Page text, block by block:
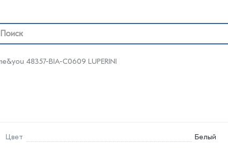
48357-BIA-C0609 LUPERINI
Цвет Белый